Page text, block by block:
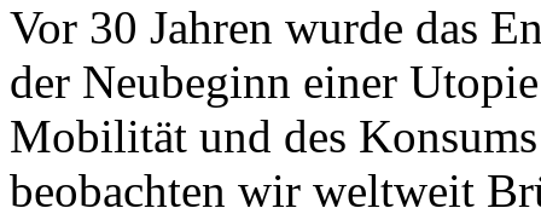
Vor 30 Jahren wurde das
der Neubeginn einer
Mobilität und des
beobachten wir weltweit